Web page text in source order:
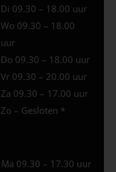
Di 09.30 – 18.00 uur
Wo 09.30 – 18.00
uur
Do 09.30 – 18.00 uur
Vr 09.30 – 20.00 uur
Za 09.30 – 17.00 uur
Zo – Gesloten *
Ma 09.30 – 17.30 uur